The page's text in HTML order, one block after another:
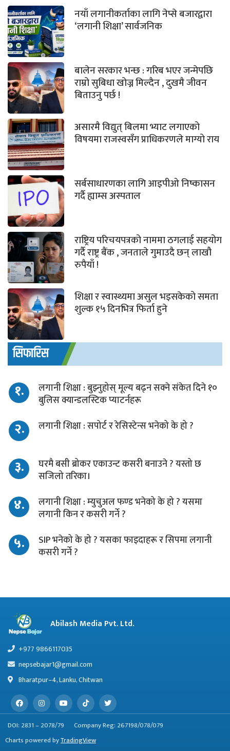
नयाँ लगानीकर्ताका लागि नेप्से बजारद्वारा
‘लगानी शिक्षा’ सार्वजनिक
बालेन सरकार भन्छ : गरिब भएर जन्मेपछि
राम्रो सुबिधा खोज्न मिल्दैन , दुखमै जीवन
बिताउनु पर्छ !
असारमै विद्युत् बिलमा भ्याट लगाएको
विषयमा राजस्वसँग प्राधिकरणले माग्यो राय
सर्बसाधारणका लागि आइपीओ निष्कासन
गर्दै ह्याम्स अस्पताल
राष्ट्रिय परिचयपत्रको नाममा ठगलाई सहयोग
गर्दै राष्ट्र बैंक , जनताले गुमाउदै छन् लाखौ
रुपैयाँ !
शिक्षा र स्वास्थ्यमा असुल भइसकेको समता
शुल्क १५ दिनभित्र फिर्ता हुने
सिफारिस
१.
लगानी शिक्षा : बुझ्नुहोस् मूल्य बढ्न सक्ने संकेत दिने १०
बुलिस क्यान्डलस्टिक प्याटर्नहरू
२. लगानी शिक्षा : सपोर्ट र रेसिस्टेन्स भनेको के हो ?
३.
घरमै बसी ब्रोकर एकाउन्ट कसरी बनाउने ? यस्तो छ
सजिलो तरिका।
४.
लगानी शिक्षा : म्युचुअल फण्ड भनेको के हो ? यसमा
लगानी किन र कसरी गर्ने ?
५.
SIP भनेको के हो ? यसका फाइदाहरू र सिपमा लगानी
कसरी गर्ने ?
Abilash Media Pvt. Ltd.
+977 9866117035
nepsebajar1@gmail.com
Bharatpur–4, Lanku, Chitwan
DOI: 2831 – 2078/79
Company Reg: 267198/078/079
Charts powered byTradingView